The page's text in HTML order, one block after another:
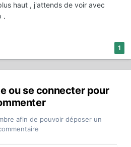
haut , j'attends de voir avec
.
1
ou se connecter pour
afin de pouvoir déposer un